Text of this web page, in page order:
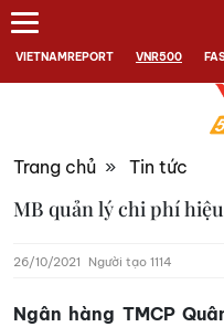
VIETNAMREPORT VNR500
Trang chủ » Tin tức
MB quản lý chi phí
26/10/2021 Người tạo 1114
Ngân hàng TMCP